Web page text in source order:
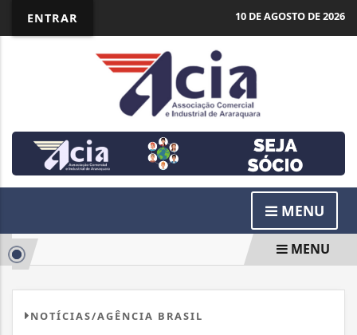
ENTRAR 10 DE AGOSTO DE 2026
MENU
MENU
NOTÍCIAS/AGÊNCIA BRASIL